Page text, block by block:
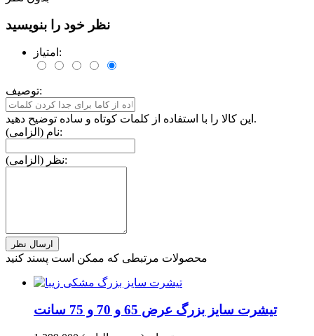
نظر خود را بنویسید
امتیاز:
توصیف:
این کالا را با استفاده از کلمات کوتاه و ساده توضیح دهید.
نام (الزامی):
نظر (الزامی):
محصولات مرتبطی که ممکن است پسند کنید
تیشرت سایز بزرگ عرض 65 و 70 و 75 سانت